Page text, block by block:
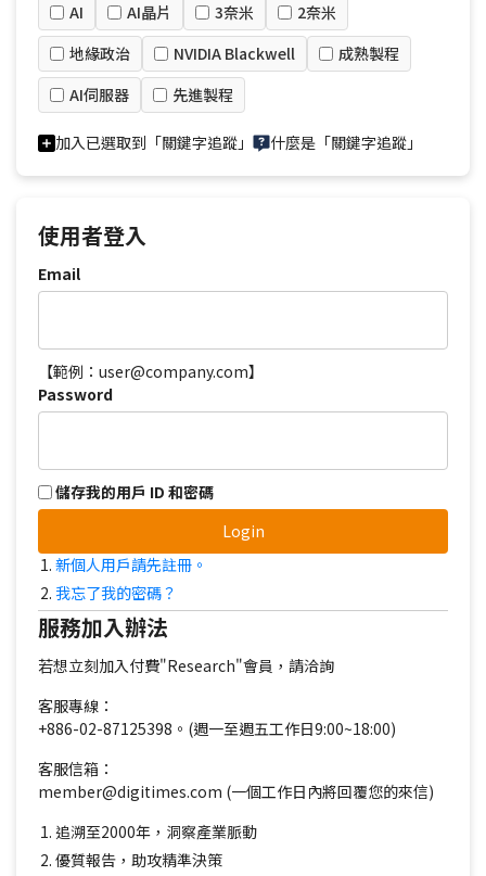
AI AI晶片 3奈米
2奈米
地緣政治
NVIDIA Blackwell
成熟製程
AI伺服器
先進製程
加入已選取到「關鍵字追蹤」 什麼是「關鍵字追蹤」
使用者登入
Email
【範例：user@company.com】
Password
儲存我的用戶 ID 和密碼
Login
新個人用戶請先註冊。
我忘了我的密碼？
服務加入辦法
若想立刻加入付費"Research"會員，請洽詢
客服專線：
+886-02-87125398。(週一至週五工作日9:00~18:00)
客服信箱：
member@digitimes.com (一個工作日內將回覆您的來信)
追溯至2000年，洞察產業脈動
優質報告，助攻精準決策